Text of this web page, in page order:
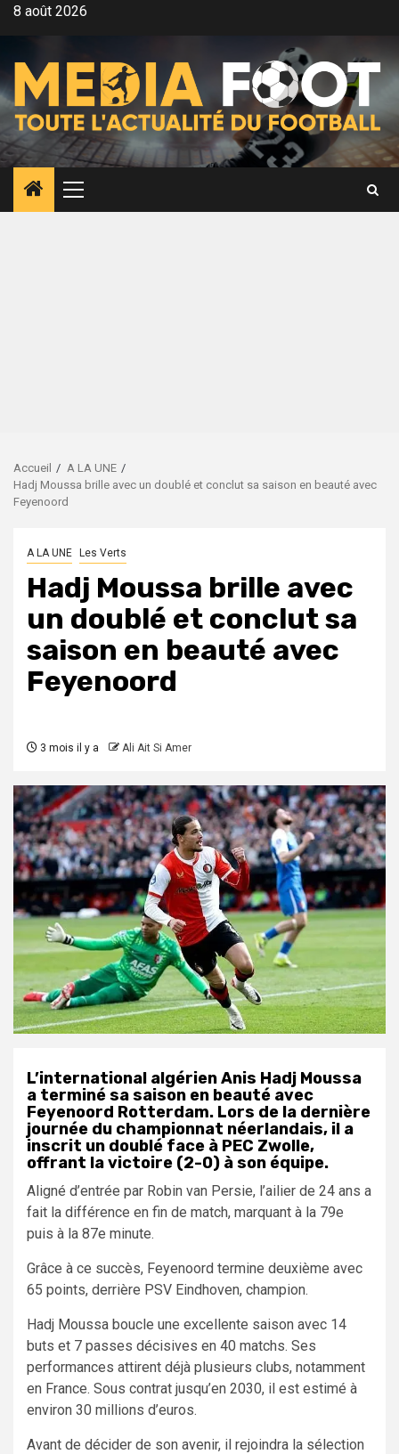
Aller8 août 2026
Menu
principal
Accueil
A LA UNE
Hadj Moussa brille avec un doublé et conclut sa saison en beauté avec
Feyenoord
A LA UNE Les Verts
Hadj Moussa brille avec
un doublé et conclut sa
saison en beauté avec
Feyenoord
3 mois il y a Ali Ait Si Amer
L’international algérien Anis Hadj Moussa
a terminé sa saison en beauté avec
Feyenoord Rotterdam. Lors de la dernière
journée du championnat néerlandais, il a
inscrit un doublé face à PEC Zwolle,
offrant la victoire (2-0) à son équipe.
Aligné d’entrée par Robin van Persie, l’ailier de 24 ans a
fait la différence en fin de match, marquant à la 79e
puis à la 87e minute.
Grâce à ce succès, Feyenoord termine deuxième avec
65 points, derrière PSV Eindhoven, champion.
Hadj Moussa boucle une excellente saison avec 14
buts et 7 passes décisives en 40 matchs. Ses
performances attirent déjà plusieurs clubs, notamment
en France. Sous contrat jusqu’en 2030, il est estimé à
environ 30 millions d’euros.
Avant de décider de son avenir, il rejoindra la sélection